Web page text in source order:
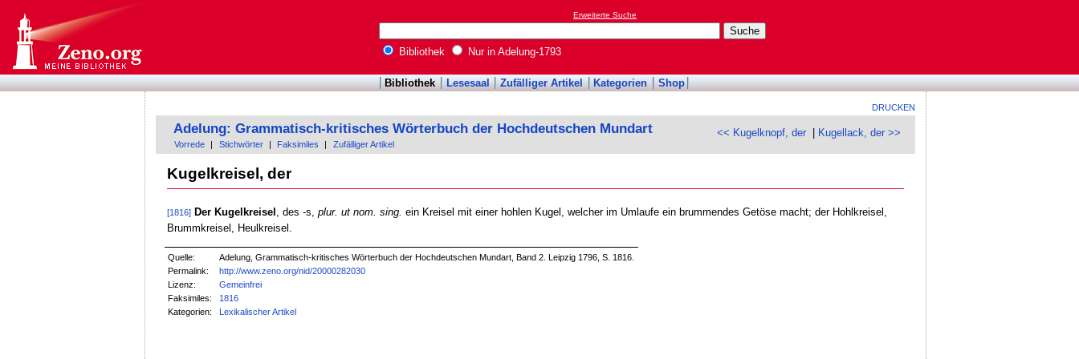
Erweiterte Suche
Bibliothek Nur in Adelung-1793
Bibliothek Lesesaal Zufälliger Artikel Kategorien Shop
DRUCKEN
<< Kugelknopf, der Kugellack, der >>
Adelung: Grammatisch-kritisches Wörterbuch der Hochdeutschen Mundart
Vorrede Stichwörter Faksimiles Zufälliger Artikel
Kugelkreisel, der
[1816] Der Kugelkreisel , des -s, plur. ut nom. sing. ein Kreisel mit einer hohlen Kugel, welcher im Umlaufe ein brummendes Getöse macht; der Hohlkreisel,
Brummkreisel, Heulkreisel.
Quelle:
Adelung, Grammatisch-kritisches Wörterbuch der Hochdeutschen Mundart, Band 2. Leipzig 1796, S. 1816.
Permalink:
http://www.zeno.org/nid/20000282030
Lizenz:
Gemeinfrei
Faksimiles:
1816
Kategorien:
Lexikalischer Artikel